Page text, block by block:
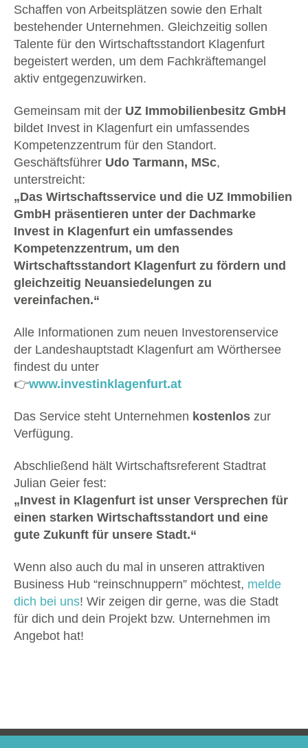
Schaffen von Arbeitsplätzen sowie den Erhalt
bestehender Unternehmen. Gleichzeitig sollen
Talente für den Wirtschaftsstandort Klagenfurt
begeistert werden, um dem Fachkräftemangel
aktiv entgegenzuwirken.
Gemeinsam mit der UZ Immobilienbesitz GmbH
bildet Invest in Klagenfurt ein umfassendes
Kompetenzzentrum für den Standort.
Geschäftsführer Udo Tarmann, MSc,
unterstreicht:
„Das Wirtschaftsservice und die UZ Immobilien
GmbH präsentieren unter der Dachmarke
Invest in Klagenfurt ein umfassendes
Kompetenzzentrum, um den
Wirtschaftsstandort Klagenfurt zu fördern und
gleichzeitig Neuansiedelungen zu
vereinfachen.“
Alle Informationen zum neuen Investorenservice
der Landeshauptstadt Klagenfurt am Wörthersee
findest du unter
👉www.investinklagenfurt.at
Das Service steht Unternehmen kostenlos zur
Verfügung.
Abschließend hält Wirtschaftsreferent Stadtrat
Julian Geier fest:
„Invest in Klagenfurt ist unser Versprechen für
einen starken Wirtschaftsstandort und eine
gute Zukunft für unsere Stadt.“
Wenn also auch du mal in unseren attraktiven
Business Hub “reinschnuppern” möchtest, melde
dich bei uns! Wir zeigen dir gerne, was die Stadt
für dich und dein Projekt bzw. Unternehmen im
Angebot hat!